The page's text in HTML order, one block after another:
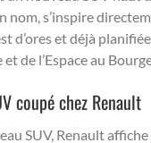
nom, s’inspire
d’ores et déjà
et de l’Espace au
coupé chez Renault
SUV, Renault